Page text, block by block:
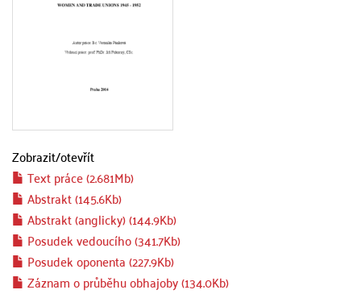
Zobrazit/otevřít
Text práce (2.681Mb)
Abstrakt (145.6Kb)
Abstrakt (anglicky) (144.9Kb)
Posudek vedoucího (341.7Kb)
Posudek oponenta (227.9Kb)
Záznam o průběhu obhajoby (134.0Kb)